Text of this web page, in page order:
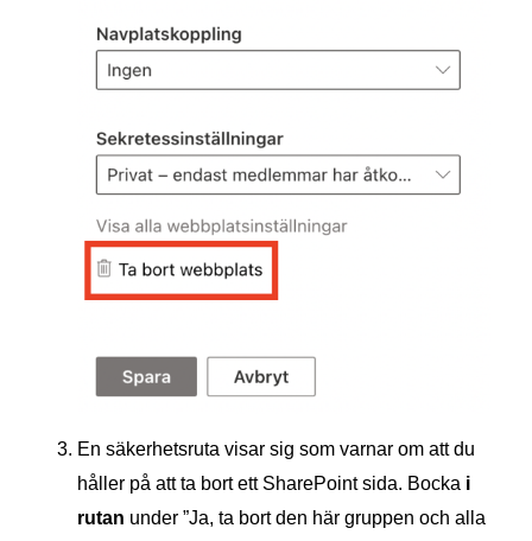
En säkerhetsruta visar sig som varnar om att du
håller på att ta bort ett SharePoint sida. Bocka i
rutan under ”Ja, ta bort den här gruppen och alla